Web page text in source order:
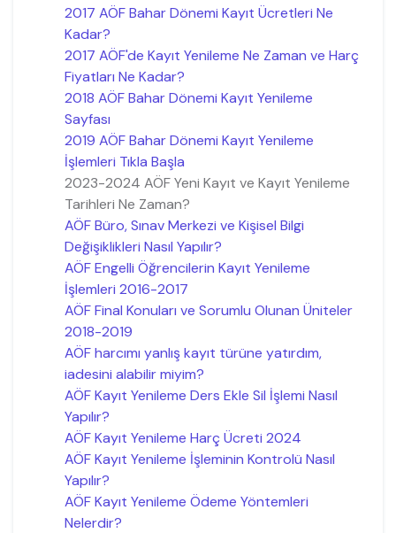
2017 AÖF Bahar Dönemi Kayıt Ücretleri Ne
Kadar?
2017 AÖF'de Kayıt Yenileme Ne Zaman ve Harç
Fiyatları Ne Kadar?
2018 AÖF Bahar Dönemi Kayıt Yenileme
Sayfası
2019 AÖF Bahar Dönemi Kayıt Yenileme
İşlemleri Tıkla Başla
2023-2024 AÖF Yeni Kayıt ve Kayıt Yenileme
Tarihleri Ne Zaman?
AÖF Büro, Sınav Merkezi ve Kişisel Bilgi
Değişiklikleri Nasıl Yapılır?
AÖF Engelli Öğrencilerin Kayıt Yenileme
İşlemleri 2016-2017
AÖF Final Konuları ve Sorumlu Olunan Üniteler
2018-2019
AÖF harcımı yanlış kayıt türüne yatırdım,
iadesini alabilir miyim?
AÖF Kayıt Yenileme Ders Ekle Sil İşlemi Nasıl
Yapılır?
AÖF Kayıt Yenileme Harç Ücreti 2024
AÖF Kayıt Yenileme İşleminin Kontrolü Nasıl
Yapılır?
AÖF Kayıt Yenileme Ödeme Yöntemleri
Nelerdir?